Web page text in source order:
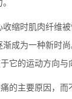
时肌肉纤维
成为一种新时
它的运动方向与
主要原因，而